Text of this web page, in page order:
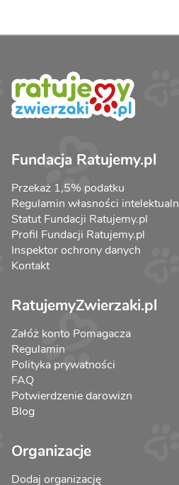
Fundacja Ratujemy.pl
Przekaż 1,5% podatku
Regulamin własności
Statut Fundacji Ratujemy.pl
Profil Fundacji Ratujemy.pl
Inspektor ochrony danych
Kontakt
RatujemyZwierzaki.pl
Załóż konto Pomagacza
Regulamin
Polityka prywatności
FAQ
Potwierdzenie darowizn
Blog
Organizacje
Dodaj organizację